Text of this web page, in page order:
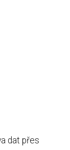
dat přes